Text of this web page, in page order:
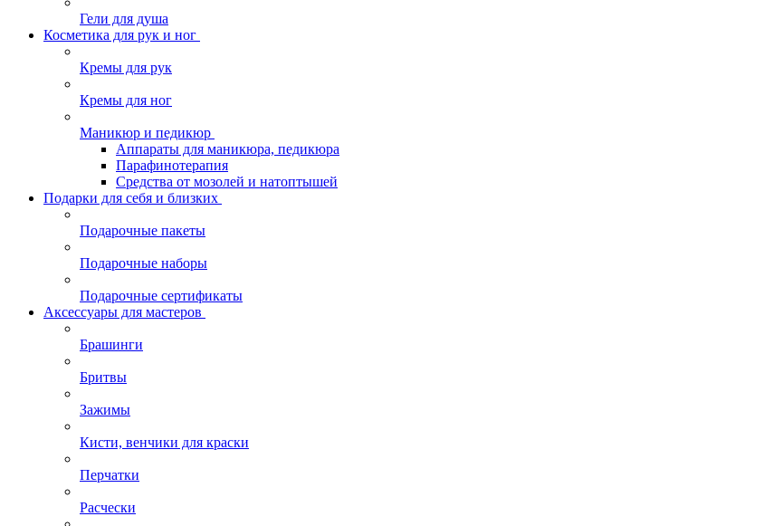
Гели для душа
Косметика для рук и ног
Кремы для рук
Кремы для ног
Маникюр и педикюр
Аппараты для маникюра, педикюра
Парафинотерапия
Средства от мозолей и натоптышей
Подарки для себя и близких
Подарочные пакеты
Подарочные наборы
Подарочные сертификаты
Аксессуары для мастеров
Брашинги
Бритвы
Зажимы
Кисти, венчики для краски
Перчатки
Расчески